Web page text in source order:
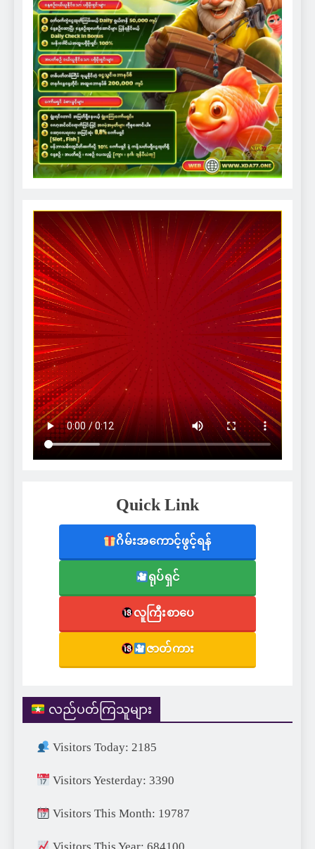
Quick Link
ဂိမ်းအကောင့်ဖွင့်ရန်
ရုပ်ရှင်
လူကြီးစာပေ
ဇာတ်ကား
လည်ပတ်ကြသူများ
Visitors Today: 2185
Visitors Yesterday: 3390
Visitors This Month: 19787